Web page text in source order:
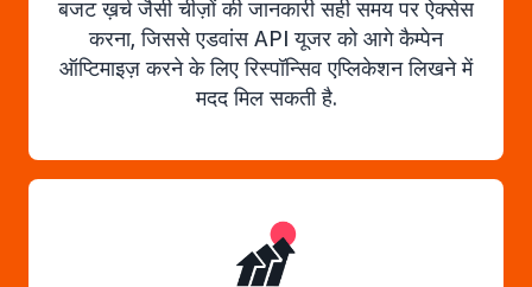
बजट ख़र्च जैसी चीज़ों की जानकारी सही समय पर ऐक्सेस
करना, जिससे एडवांस API यूजर को आगे कैम्पेन
ऑप्टिमाइज़ करने के लिए रिस्पॉन्सिव एप्लिकेशन लिखने में
मदद मिल सकती है.